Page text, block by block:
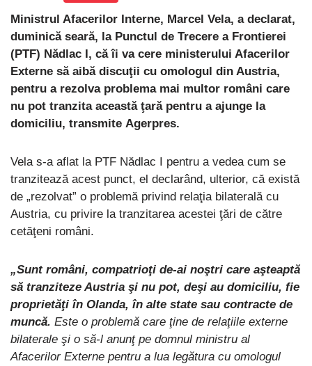
Ministrul Afacerilor Interne, Marcel Vela, a declarat,
duminică seară, la Punctul de Trecere a Frontierei
(PTF) Nădlac I, că îi va cere ministerului Afacerilor
Externe să aibă discuţii cu omologul din Austria,
pentru a rezolva problema mai multor români care
nu pot tranzita această ţară pentru a ajunge la
domiciliu, transmite Agerpres.
Vela s-a aflat la PTF Nădlac I pentru a vedea cum se
tranzitează acest punct, el declarând, ulterior, că există
de „rezolvat” o problemă privind relaţia bilaterală cu
Austria, cu privire la tranzitarea acestei ţări de către
cetăţeni români.
„Sunt români, compatrioţi de-ai noştri care aşteaptă
să tranziteze Austria şi nu pot, deşi au domiciliu, fie
proprietăţi în Olanda, în alte state sau contracte de
muncă. Este o problemă care ţine de relaţiile externe
bilaterale şi o să-l anunţ pe domnul ministru al
Afacerilor Externe pentru a lua legătura cu omologul